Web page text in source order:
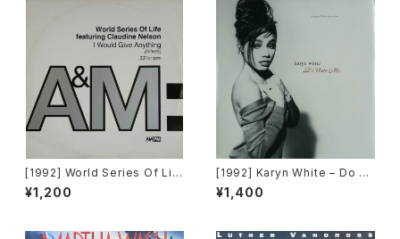
[1992] World Series Of Lif
e Featuring Claudine Nels
on – I Would Give Anything
¥1,200
[1992] Karyn White – Do Un
to Me / Walkin' The Dog
[Warner Bros. Records]
¥1,400